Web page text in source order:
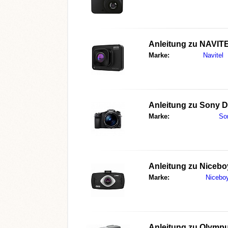
Anleitung zu
Marke: Navitel
Anleitung zu Sony
Marke:
Anleitung zu
Marke: